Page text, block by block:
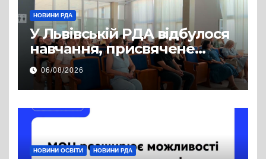
НОВИНИ РДА
У Львівській РДА відбулося
навчання, присвячене
аспектам забезпечення
права на доступ до
публічної інформації
06/08/2026
НОВИНИ ОСВІТИ НОВИНИ РДА